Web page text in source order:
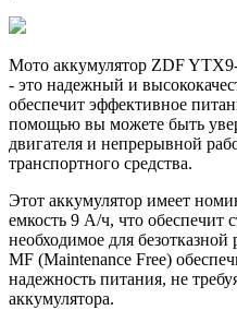
Мото аккумулятор ZDF
- это надежный и
обеспечит эффективное
помощью вы можете быть
двигателя и непрерывной
транспортного средства.
Этот аккумулятор имеет
емкость 9 A/ч, что обеспечит
необходимое для
MF (Maintenance Free)
надежность питания, не
аккумулятора.